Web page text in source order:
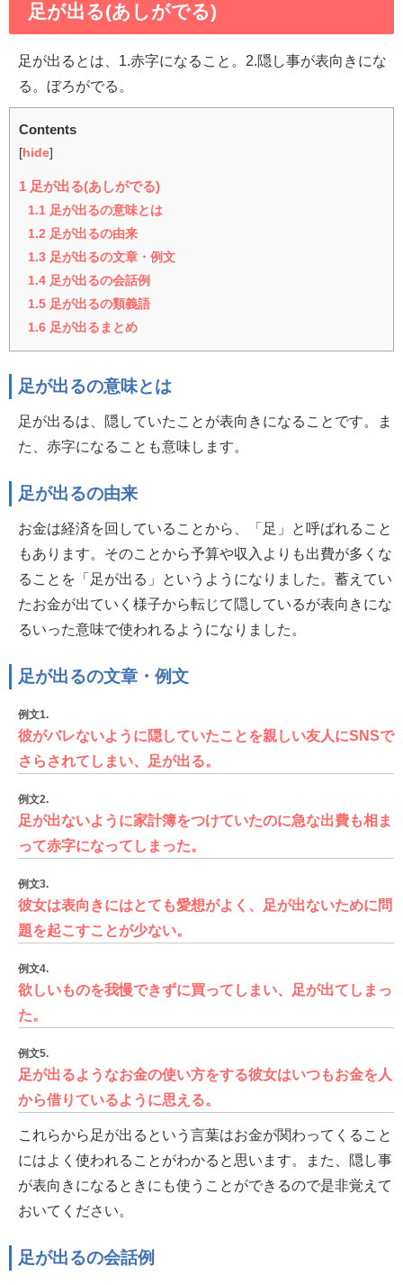
足が出る(あしがでる)
足が出るとは、1.赤字になること。2.隠し事が表向きにな
る。ぼろがでる。
Contents
[ hide]
1 足が出る(あしがでる)
1.1 足が出るの意味とは
1.2 足が出るの由来
1.3 足が出るの文章・例文
1.4 足が出るの会話例
1.5 足が出るの類義語
1.6 足が出るまとめ
足が出るの意味とは
足が出るは、隠していたことが表向きになることです。ま
た、赤字になることも意味します。
足が出るの由来
お金は経済を回していることから、「足」と呼ばれること
もあります。そのことから予算や収入よりも出費が多くな
ることを「足が出る」というようになりました。蓄えてい
たお金が出ていく様子から転じて隠しているが表向きにな
るいった意味で使われるようになりました。
足が出るの文章・例文
例文1.
彼がバレないように隠していたことを親しい友人にSNSで
さらされてしまい、足が出る。
例文2.
足が出ないように家計簿をつけていたのに急な出費も相ま
って赤字になってしまった。
例文3.
彼女は表向きにはとても愛想がよく、足が出ないために問
題を起こすことが少ない。
例文4.
欲しいものを我慢できずに買ってしまい、足が出てしまっ
た。
例文5.
足が出るようなお金の使い方をする彼女はいつもお金を人
から借りているように思える。
これらから足が出るという言葉はお金が関わってくること
にはよく使われることがわかると思います。また、隠し事
が表向きになるときにも使うことができるので是非覚えて
おいてください。
足が出るの会話例